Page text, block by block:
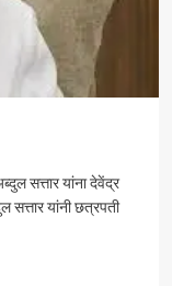
सत्तार यांना देवेंद्र
सत्तार यांनी छत्रपती